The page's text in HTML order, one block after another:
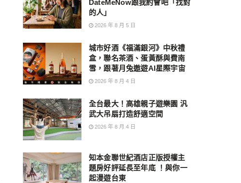
DateMeNow跟我約會吧「找對
的人」
2026 年 8 月 5 日
城市好酒《福滿銀河》中秋禮
盒，聯名茶酒、蛋黃酥與費南
雪，跟著月兔遨遊AI星際宇宙
2026 年 8 月 4 日
全台最大！高雄親子遊樂園 汎
武大吊扇打造舒適空間
2026 年 8 月 4 日
知本金聯世紀酒店正版授權主
題房好評延長至年底 ！與你一
起漫遊台東